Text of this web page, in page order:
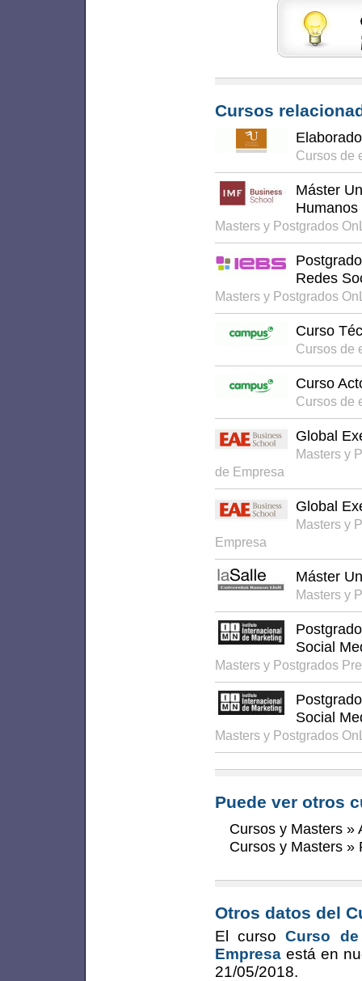
Cursos
Cursos de
Máster
Humanos
Masters y Postgrados
Redes
Masters y Postgrados
Curso
Cursos de
Curso
Cursos de
Global
Masters y
de Empresa
Global
Masters y
Empresa
Máster
Masters y
Social
Masters y Postgrados
Social
Masters y Postgrados
Puede ver otros
Cursos y Masters »
Cursos y Masters »
Otros datos del
El cursoCurso
Empresa está en
21/05/2018.